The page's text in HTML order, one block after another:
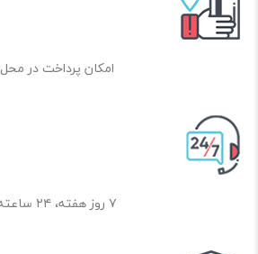
امکان پرداخت در محل
۷ روز هفته، ۲۴ ساعته